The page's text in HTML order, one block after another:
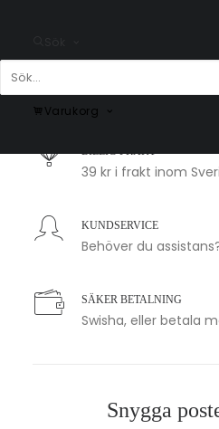
Varukorg
1-2 arbetsdagar
BILLIG FRAKT
39 kr i frakt inom
KUNDSERVICE
Behöver du
SÄKER BETALNING
Swisha, eller betala
Snygga